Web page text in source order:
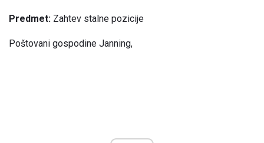
Predmet: Zahtev stalne pozicije
Poštovani gospodine Janning,